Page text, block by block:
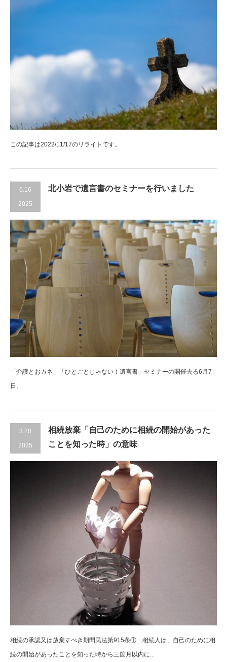
この記事は2022/11/17のリライトです。
6.16
2025
北小岩で遺言書のセミナーを行いました
「介護とおカネ」「ひとごとじゃない！遺言書」セミナーの開催去る6月7
日。
3.20
2025
相続放棄「自己のために相続の開始があった
ことを知った時」の意味
相続の承認又は放棄すべき期間民法第915条① 相続人は、自己のために相
続の開始があったことを知った時から三箇月以内に...